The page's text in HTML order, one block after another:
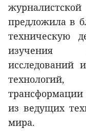
предложила в
техническую
изучения
исследований
трансформации
из ведущих
мира.